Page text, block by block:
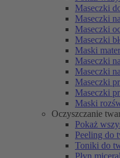
Maseczki
Maseczki
Maseczki
Maseczki
Maski
Maseczki
Maseczki
Maseczki
Maseczki
Maski
Oczyszczanie
Pokaż
Peeling do
Toniki do
Płyn